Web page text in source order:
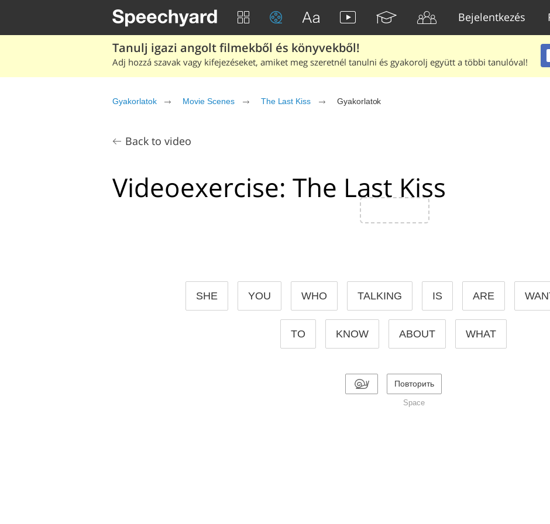
Bejelentkezés
Tanulj igazi angolt filmekből és könyvekből!
Adj hozzá szavak vagy kifejezéseket, amiket meg szeretnél tanulni és gyakorolj együtt a többi tanulóval!
Gyakorlatok Movie Scenes The Last Kiss Gyakorlatok
Back to video
Videoexercise: The Last Kiss
SHE YOU WHO TALKING IS ARE
TO KNOW ABOUT WHAT
Повторить